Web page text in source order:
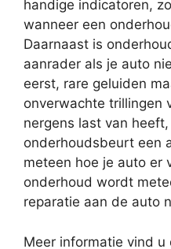
handige indicatoren,
wanneer een
Daarnaast is
aanrader als je auto
eerst, rare geluiden
onverwachte trillingen
nergens last van
onderhoudsbeurt een
meteen hoe je auto er
onderhoud wordt
reparatie aan de auto
Meer informatie vind